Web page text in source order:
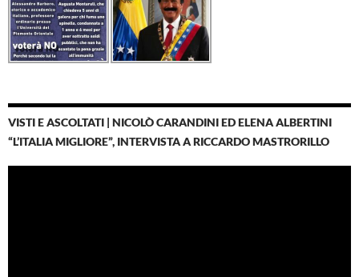
VISTI E ASCOLTATI | NICOLÒ CARANDINI ED ELENA ALBERTINI
“L’ITALIA MIGLIORE”, INTERVISTA A RICCARDO MASTRORILLO